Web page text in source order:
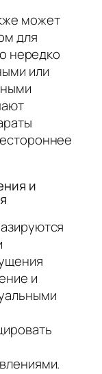
может
для
нередко
или
и
и